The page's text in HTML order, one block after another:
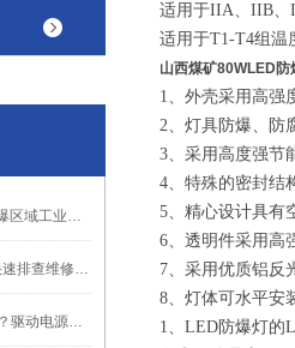
250W LED防爆泛光灯：易燃易爆区域工业固定照明装置
led防爆工厂灯频闪、不亮故障快速排查维修方法
工厂防爆LED灯亮度变暗、频闪？驱动电源故障检修方法
适用于IIA、IIB、
适用于T1-T4组温
山西煤矿80WLED
1、外壳采用高强
2、灯具防爆、防
3、采用高度强节
4、特殊的密封结
5、精心设计具有
6、透明件采用高
7、采用优质铝反
8、灯体可水平安
1、LED防爆灯的